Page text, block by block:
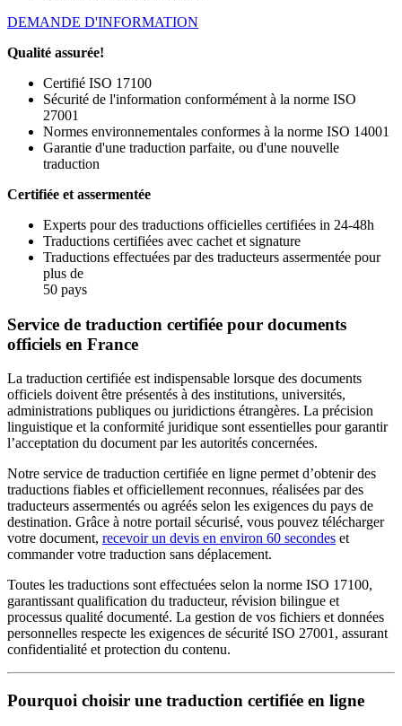
DEMANDE D'INFORMATION
Qualité assurée!
Certifié ISO 17100
Sécurité de l'information conformément à la norme ISO
27001
Normes environnementales conformes à la norme ISO 14001
Garantie d'une traduction parfaite, ou d'une nouvelle
traduction
Certifiée et assermentée
Experts pour des traductions officielles certifiées in 24-48h
Traductions certifiées avec cachet et signature
Traductions effectuées par des traducteurs assermentée pour
plus de
50 pays
Service de traduction certifiée pour documents
officiels en France
La traduction certifiée est indispensable lorsque des documents
officiels doivent être présentés à des institutions, universités,
administrations publiques ou juridictions étrangères. La précision
linguistique et la conformité juridique sont essentielles pour garantir
l’acceptation du document par les autorités concernées.
Notre service de traduction certifiée en ligne permet d’obtenir des
traductions fiables et officiellement reconnues, réalisées par des
traducteurs assermentés ou agréés selon les exigences du pays de
destination. Grâce à notre portail sécurisé, vous pouvez télécharger
votre document, recevoir un devis en environ 60 secondes et
commander votre traduction sans déplacement.
Toutes les traductions sont effectuées selon la norme ISO 17100,
garantissant qualification du traducteur, révision bilingue et
processus qualité documenté. La gestion de vos fichiers et données
personnelles respecte les exigences de sécurité ISO 27001, assurant
confidentialité et protection du contenu.
Pourquoi choisir une traduction certifiée en ligne